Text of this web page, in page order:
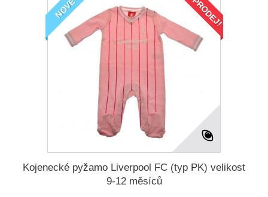
NOVÉ VÝPRODEJ!
Kojenecké pyžamo Liverpool FC (typ PK) velikost
9-12 měsíců